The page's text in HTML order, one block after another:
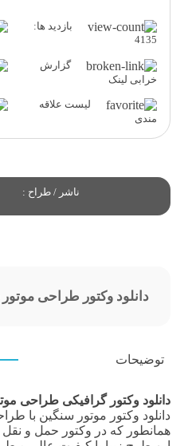
بازدید ها:
4135
گزارش
خرابی لینک
لیست علاقه
مندی
ناشر / طراح :
دانلود وکتور طراحی
توضیحات
دانلود وکتور گرافیکی طراحی
دانلود وکتور موتور سنگین با
همانطور که در وکتور حمل و نقل